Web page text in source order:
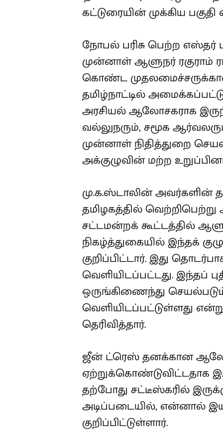
கட்டுரையின் முக்கிய பகுதி
நோபல் பரிசு பெற்ற எஸ்தர்
முன்னாள் ஆளுநர் ரகுராம்
கொண்ட
தமிழ்நாட்டில்
அரசியல் ஆலோசகராக
வல்லுநரும், சமூக
முன்னாள் நிதித்துறை
அக்குழுவின் மற்ற
மு.க.ஸ்டாலின் அவர்களின்
தமிழகத்தில்
சட்டமன்றக் கூட்டத்தில்
நிகழ்த்துகையில் இந்தக்
குறிப்பிட்டார். இது
வெளியிடப்பட்டது. இந்தப்
ஒருங்கிணைந்து
வெளியிடப்பட்டுள்ளது
தெரிவித்தார்.
ஜீன் ட்ரெஸ் தனக்கான
ஏற்றுக்கொண்டுவிட்டதாக
தற்போது சட்டீஸ்கரில்
அடிப்படையில், என்னால்
குறிப்பிட்டுள்ளார்.